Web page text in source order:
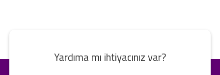
Yardıma mı ihtiyacınız var?